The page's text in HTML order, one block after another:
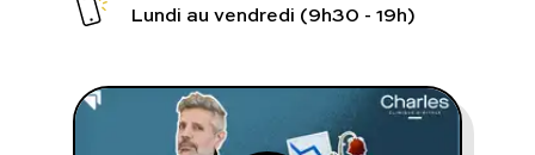
Lundi au vendredi (9h30 - 19h)